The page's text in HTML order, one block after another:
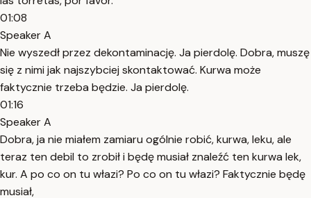
01:08
Speaker A
Nie wyszedł przez dekontaminację. Ja pierdolę. Dobra, muszę
się z nimi jak najszybciej skontaktować. Kurwa może
faktycznie trzeba będzie. Ja pierdolę.
01:16
Speaker A
Dobra, ja nie miałem zamiaru ogólnie robić, kurwa, leku, ale
teraz ten debil to zrobił i będę musiał znaleźć ten kurwa lek,
kur. A po co on tu włazi? Po co on tu włazi? Faktycznie będę
musiał,